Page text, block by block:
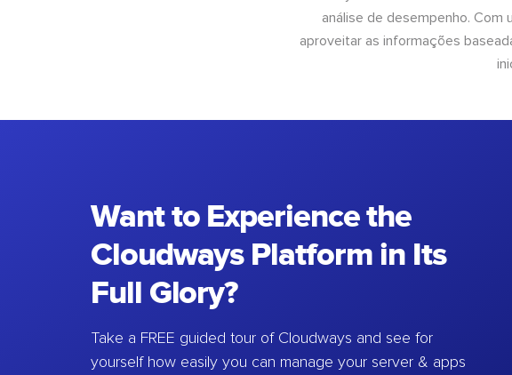
análise de desempenho. Com
aproveitar as informações
Want to Experience the
Cloudways Platform in Its
Full Glory?
Take a FREE guided tour of Cloudways and see for
yourself how easily you can manage your server & apps